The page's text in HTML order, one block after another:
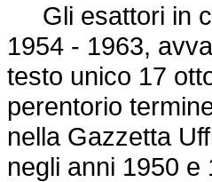
Gli esattori in
1954 - 1963,
testo unico 17
perentorio
nella Gazzetta
negli anni 1950 e